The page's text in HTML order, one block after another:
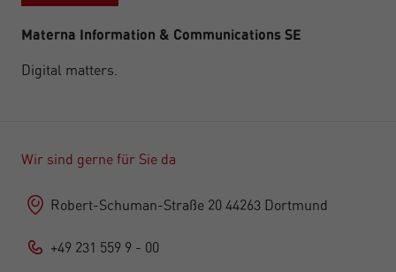
Materna Information & Communications SE
Digital matters.
Wir sind gerne für Sie da
Robert-Schuman-Straße 20 44263 Dortmund
+49 231 559 9 - 00